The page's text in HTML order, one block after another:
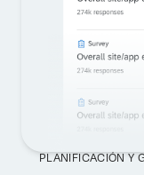
PLANIFICACIÓN Y